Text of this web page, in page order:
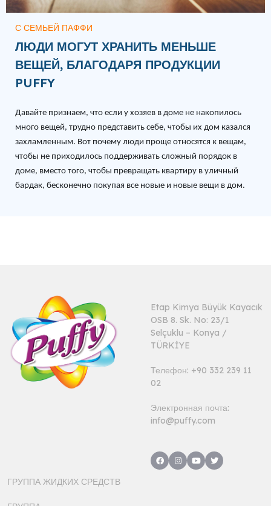
С СЕМЬЕЙ ПАФФИ
ЛЮДИ МОГУТ ХРАНИТЬ МЕНЬШЕ
ВЕЩЕЙ, БЛАГОДАРЯ ПРОДУКЦИИ
PUFFY
Давайте признаем, что если у хозяев в доме не накопилось
много вещей, трудно представить себе, чтобы их дом казался
захламленным. Вот почему люди проще относятся к вещам,
чтобы не приходилось поддерживать сложный порядок в
доме, вместо того, чтобы превращать квартиру в уличный
бардак, бесконечно покупая все новые и новые вещи в дом.
Etap Kimya Büyük Kayacık
OSB 8. Sk. No: 23/1
Selçuklu – Konya /
TÜRKİYE
Телефон: +90 332 239 11
02
Электронная почта:
info@puffy.com
ГРУППА ЖИДКИХ СРЕДСТВ